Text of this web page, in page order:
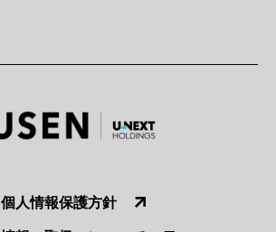
個人情報保護方針